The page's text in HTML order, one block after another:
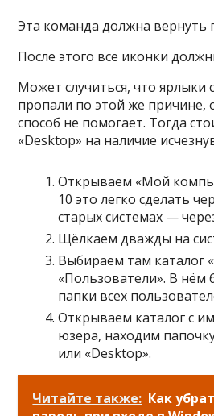
Эта команда должна
После этого все иконки
Может случиться, что ярлыки
пропали по этой же причине,
способ не помогает. Тогда
«Desktop» на наличие
Открываем «Мой
10 это легко сделать
старых системах —
Щёлкаем дважды на
Выбираем там каталог
«Пользователи». В нём
папки всех
Открываем каталог с
юзера, находим
или «Desktop».
Читайте также: Как